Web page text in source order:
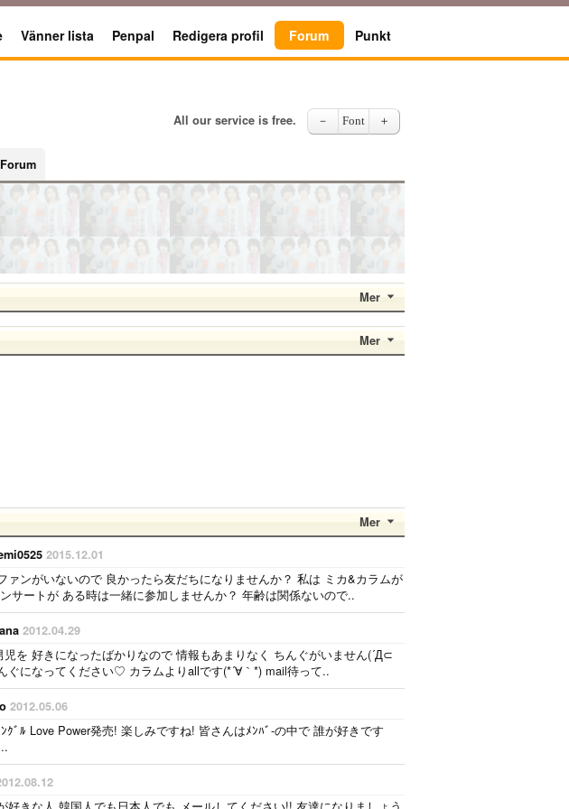
Vänner lista Penpal Redigera profil Forum Punkt
All our service is free. － Font ＋
Forum
Mer
Mer
Mer
2015.12.01
ァンがいないので 良かったら友だちになりませんか？ 私は ミカ&カラムが
サートが ある時は一緒に参加しませんか？ 年齢は関係ないので..
2012.04.29
を 好きになったばかりなので 情報もあまりなく ちんぐがいません(´Д⊂
ぐになってください♡ カラムよりallです(*´∀｀*) mail待って..
2012.05.06
ｸﾞﾙ Love Power発売! 楽しみですね! 皆さんはﾒﾝﾊﾞ-の中で 誰が好きです
好きな人 韓国人でも日本人でも メールしてください!! 友達になりましょう